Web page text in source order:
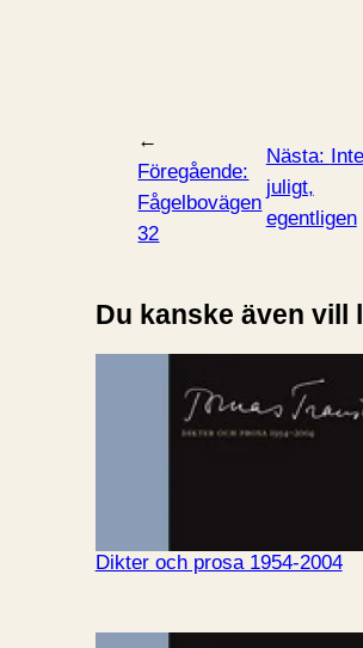
←
Föregående:
Fågelbovägen
32
Nästa:
juligt,
egentligen
Du kanske även vill
Dikter och prosa 1954-2004